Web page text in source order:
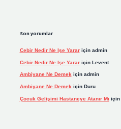
Son yorumlar
Cebir Nedir Ne Işe Yarariçin admin
Cebir Nedir Ne Işe Yarariçin Levent
Ambiyane Ne Demekiçin admin
Ambiyane Ne Demek için Duru
Çocuk Gelişimi Hastaneye Atanır Mı için